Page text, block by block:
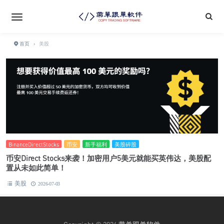
首页 › 美股
BinanceDirectStocks 币安 新手福利 美股碎股
币安Direct Stocks来袭！加密用户5美元就能买英伟达，美股配
置从未如此简单！
美股 2026-07-03